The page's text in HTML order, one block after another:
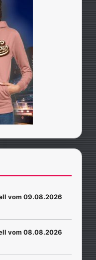
vom 09.08.2026
vom 08.08.2026